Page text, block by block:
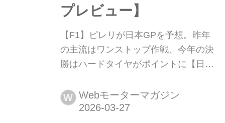
プレビュー】
【F1】ピレリが日本GPを予想。昨年
の主流はワンストップ作戦、今年の決
勝はハードタイヤがポイントに【日本
日、いよいよ鈴鹿サーキットでF1第3
戦日本GPが開幕する。グランプリ開
W Webモーターマガジン